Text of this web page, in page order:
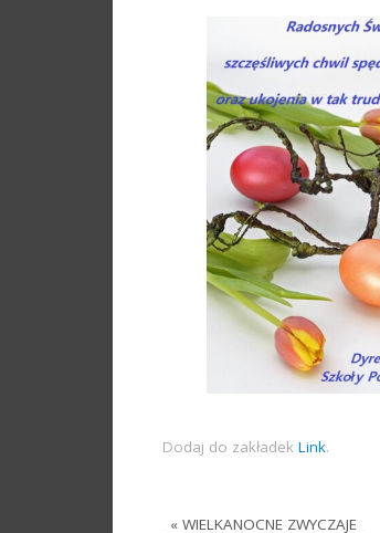
Dodaj do zakładek Link.
« WIELKANOCNE ZWYCZAJE